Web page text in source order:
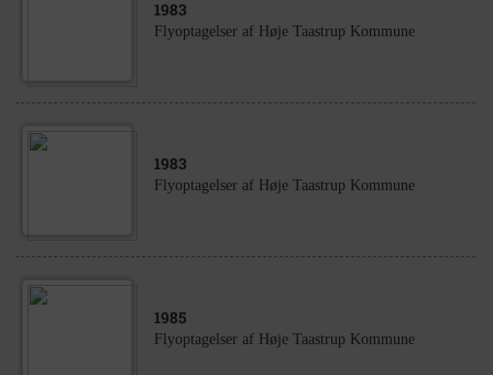
1983
Flyoptagelser af Høje Taastrup Kommune
1983
Flyoptagelser af Høje Taastrup Kommune
1985
Flyoptagelser af Høje Taastrup Kommune